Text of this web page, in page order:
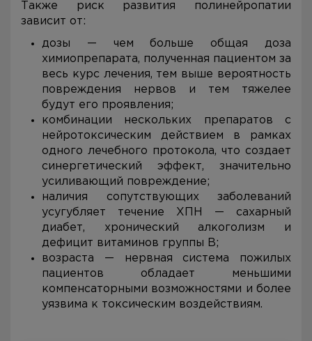
Также риск развития полинейропатии
зависит от:
дозы — чем больше общая доза
химиопрепарата, полученная пациентом за
весь курс лечения, тем выше вероятность
повреждения нервов и тем тяжелее
будут его проявления;
комбинации нескольких препаратов с
нейротоксическим действием в рамках
одного лечебного протокола, что создает
синергетический эффект, значительно
усиливающий повреждение;
наличия сопутствующих заболеваний
усугубляет течение ХПН — сахарный
диабет, хронический алкоголизм и
дефицит витаминов группы B;
возраста — нервная система пожилых
пациентов обладает меньшими
компенсаторными возможностями и более
уязвима к токсическим воздействиям.